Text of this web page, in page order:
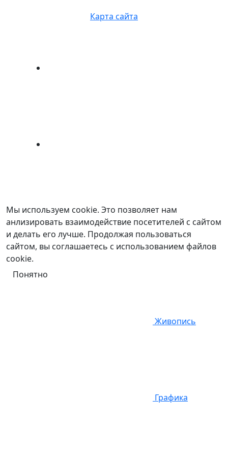
Карта сайта
Мы используем cookie. Это позволяет нам
анлизировать взаимодействие посетителей с сайтом
и делать его лучше. Продолжая пользоваться
сайтом, вы соглашаетесь с использованием файлов
cookie.
Понятно
Живопись
Графика